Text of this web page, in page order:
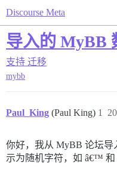
Discourse Meta
导入的 MyBB
支持 迁移
mybb
Paul_King (Paul King) 1
你好，我从 MyBB 论坛导
示为随机字符，如 â€™ 和